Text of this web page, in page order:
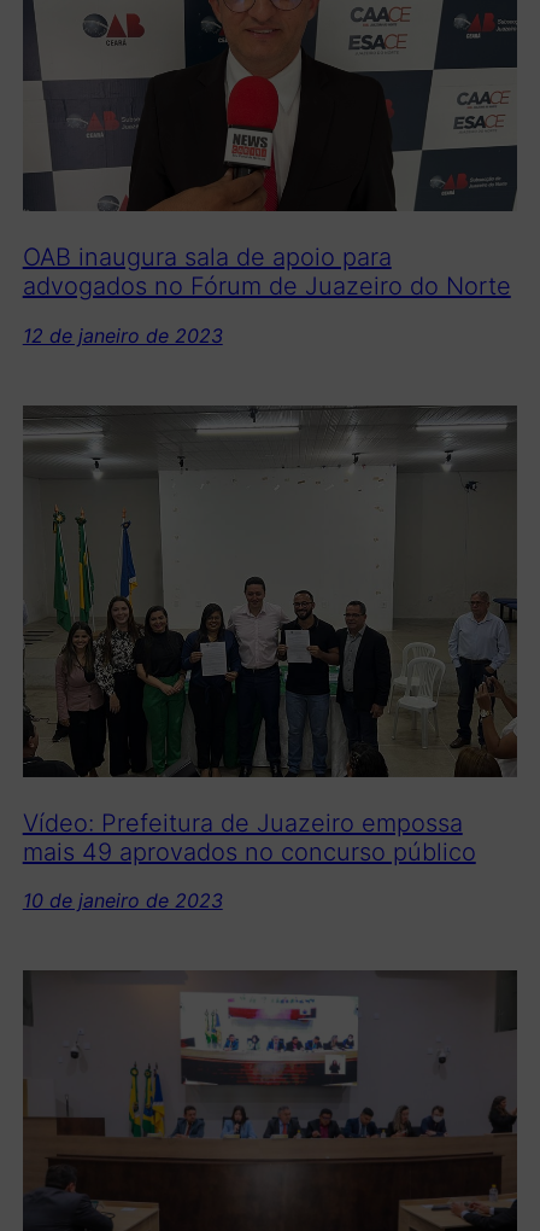
OAB inaugura sala de apoio para
advogados no Fórum de Juazeiro do Norte
12 de janeiro de 2023
Vídeo: Prefeitura de Juazeiro empossa
mais 49 aprovados no concurso público
10 de janeiro de 2023